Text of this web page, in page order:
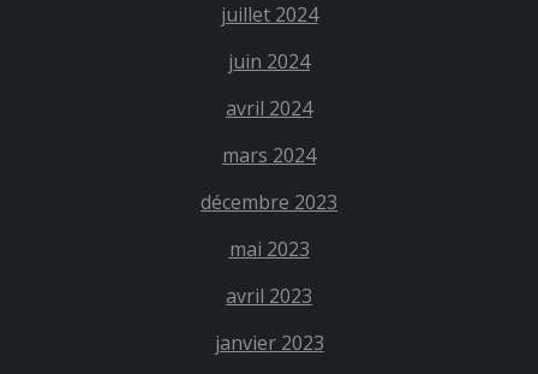
juillet 2024
juin 2024
avril 2024
mars 2024
décembre 2023
mai 2023
avril 2023
janvier 2023